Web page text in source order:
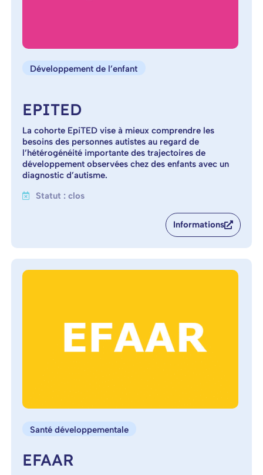
Développement de l’enfant
EPITED
La cohorte EpiTED vise à mieux comprendre les
besoins des personnes autistes au regard de
l’hétérogénéité importante des trajectoires de
développement observées chez des enfants avec un
diagnostic d’autisme.
Statut : clos
Informations
Santé développementale
EFAAR